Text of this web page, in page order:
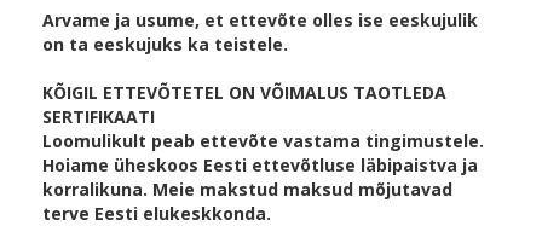
Arvame ja usume, et ettevõte olles ise eeskujulik
on ta eeskujuks ka teistele.
KÕIGIL ETTEVÕTETEL ON VÕIMALUS TAOTLEDA
SERTIFIKAATI
Loomulikult peab ettevõte vastama tingimustele.
Hoiame üheskoos Eesti ettevõtluse läbipaistva ja
korralikuna. Meie makstud maksud mõjutavad
terve Eesti elukeskkonda.